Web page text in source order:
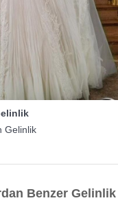
Gelinlik
Benzer